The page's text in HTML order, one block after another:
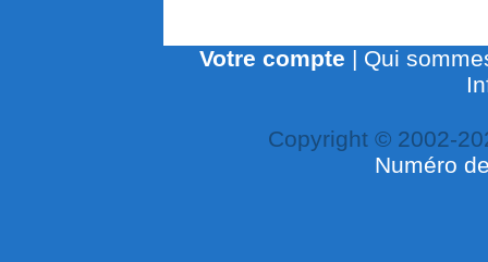
Votre compte | Qui
Copyright © 2002-
Numéro